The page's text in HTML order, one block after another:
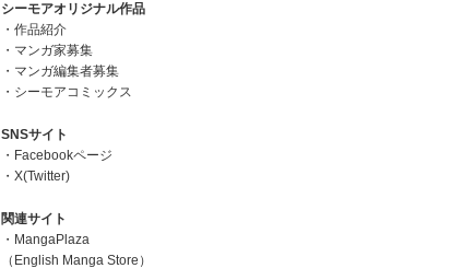
シーモアオリジナル作品
作品紹介
マンガ家募集
マンガ編集者募集
シーモアコミックス
SNSサイト
Facebookページ
X(Twitter)
関連サイト
MangaPlaza
（English Manga Store）